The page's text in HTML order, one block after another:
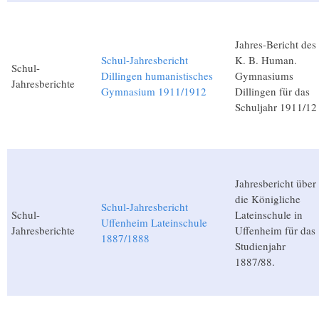
Schul-
Jahresberichte
Schul-Jahresbericht
Dillingen humanistisches
Gymnasium 1911/1912
Jahres-Bericht des
K. B. Human.
Gymnasiums
Dillingen für das
Schuljahr 1911/12
Schul-
Jahresberichte
Schul-Jahresbericht
Uffenheim Lateinschule
1887/1888
Jahresbericht über
die Königliche
Lateinschule in
Uffenheim für das
Studienjahr
1887/88.